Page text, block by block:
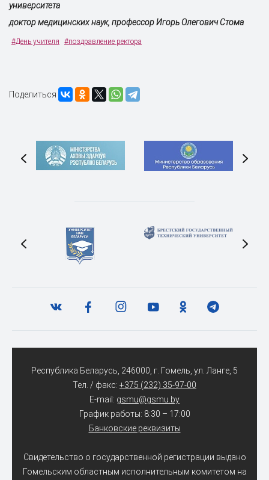
университета
доктор медицинских наук, профессор Игорь Олегович Стома
#День учителя #поздравление ректора
Поделиться
Республика Беларусь, 246000, г. Гомель, ул. Ланге, 5
Тел. / факс: +375 (232) 35-97-00
E-mail: gsmu@gsmu.by
График работы: 8:30 – 17:00
Банковские реквизиты
Свидетельство о государственной регистрации выдано
Гомельским областным исполнительным комитетом на